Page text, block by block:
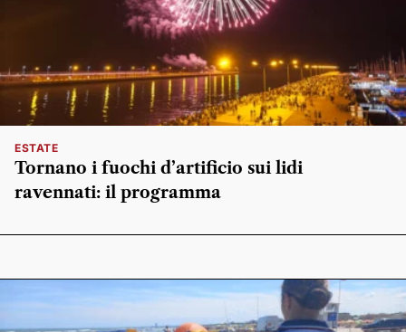
ESTATE
Tornano i fuochi d’artificio sui lidi
ravennati: il programma